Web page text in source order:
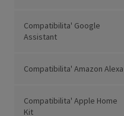
Compatibilita' Google
Assistant
Compatibilita' Amazon Alexa
Compatibilita' Apple Home
Kit